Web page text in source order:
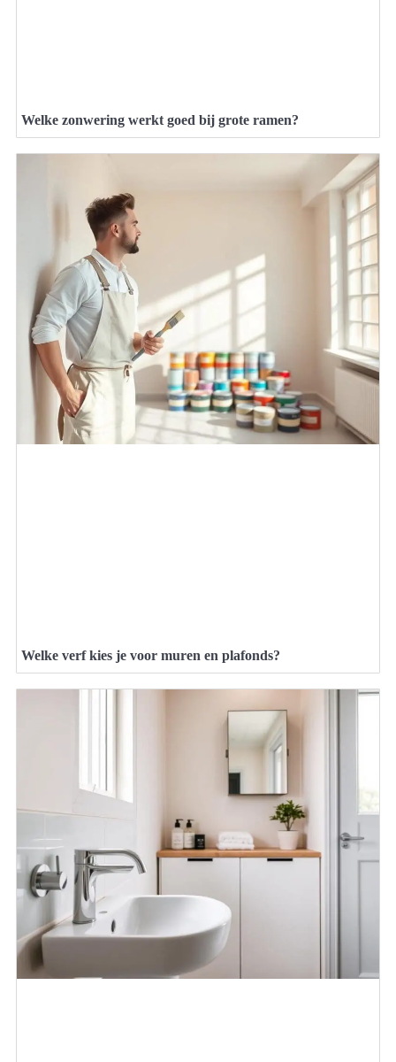
Welke zonwering werkt goed bij grote ramen?
Welke verf kies je voor muren en plafonds?